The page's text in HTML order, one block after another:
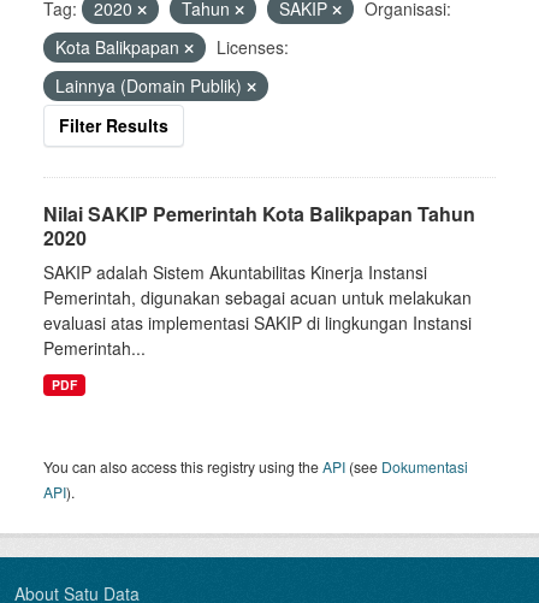
Tag: 2020 Tahun SAKIP
Organisasi:
Kota Balikpapan
Licenses:
Lainnya (Domain Publik)
Filter Results
Nilai SAKIP Pemerintah Kota Balikpapan Tahun
2020
SAKIP adalah Sistem Akuntabilitas Kinerja Instansi
Pemerintah, digunakan sebagai acuan untuk melakukan
evaluasi atas implementasi SAKIP di lingkungan Instansi
Pemerintah...
PDF
You can also access this registry using theAPI (see Dokumentasi
API).
About Satu Data